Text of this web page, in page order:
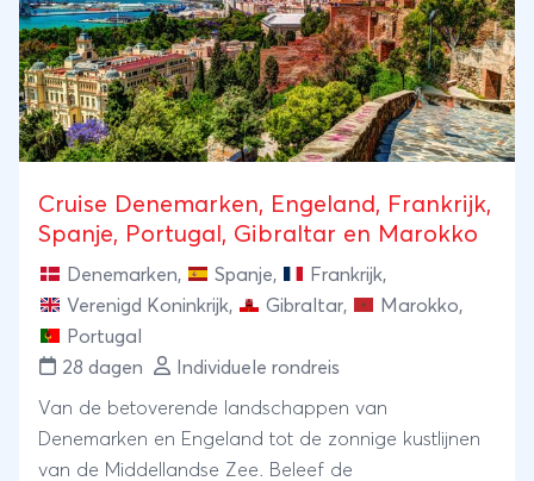
Cruise Denemarken, Engeland, Frankrijk,
Spanje, Portugal, Gibraltar en Marokko
Denemarken, Spanje, Frankrijk,
Verenigd Koninkrijk, Gibraltar, Marokko,
Portugal
28 dagen
Individuele rondreis
Van de betoverende landschappen van
Denemarken en Engeland tot de zonnige kustlijnen
van de Middellandse Zee. Beleef de